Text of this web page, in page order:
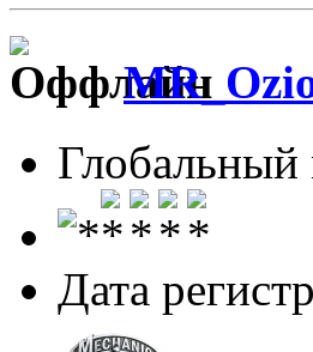
Глобальный
Дата